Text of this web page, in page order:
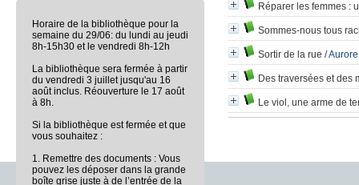
Réparer les femmes :
Sommes-nous tous
Sortir de la rue /
Des traversées et des
Le viol, une arme de
Horaire de la bibliothèque pour la
semaine du 29/06: du lundi au jeudi
8h-15h30 et le vendredi 8h-12h
La bibliothèque sera fermée à partir
du vendredi 3 juillet jusqu'au 16
août inclus. Réouverture le 17 août
à 8h.
Si la bibliothèque est fermée et que
vous souhaitez :
1. Remettre des documents : Vous
pouvez les déposer dans la grande
boîte grise juste à de l’entrée de la